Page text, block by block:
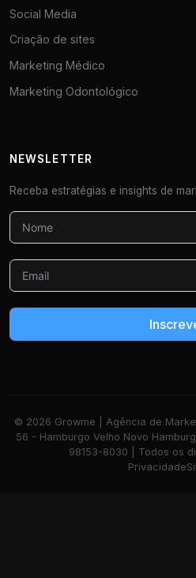
Social Media
Criação de sites
Marketing Médico
Marketing Odontológico
NEWSLETTER
Receba estratégias e insights de
© 2026 Growme | Agência de
56 - Hamburgo Velho Novo
98153-8030 | Todos os
Privacidade